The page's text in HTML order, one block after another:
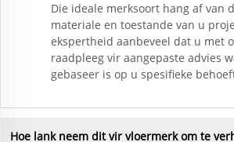
Die ideale merksoort hang af van
materiale en toestande van u
ekspertheid aanbeveel dat u met
raadpleeg vir aangepaste advies
gebaseer is op u spesifieke
Hoe lank neem dit vir vloermerk om te